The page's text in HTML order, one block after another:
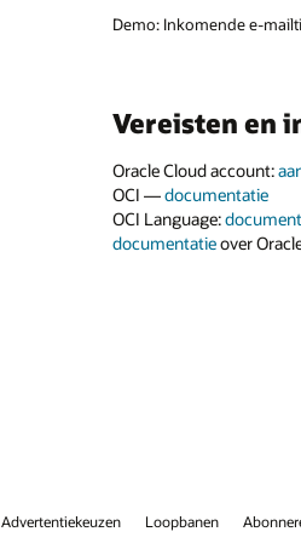
Demo: Inkomende e-
Vereisten en
Oracle Cloud account:
OCI —documentatie
OCI Language:
documentatieover
Advertentiekeuzen Loopbanen